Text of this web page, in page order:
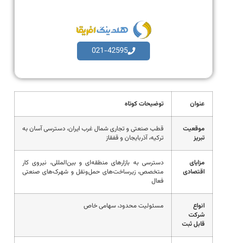
021-42595
عنوان توضیحات کوتاه
موقعیت
تبریز
قطب صنعتی و تجاری شمال غرب ایران، دسترسی آسان به
ترکیه، آذربایجان و قفقاز
مزایای
اقتصادی
دسترسی به بازارهای منطقه‌ای و بین‌المللی، نیروی کار
متخصص، زیرساخت‌های حمل‌ونقل و شهرک‌های صنعتی
فعال
انواع
شرکت
قابل ثبت
مسئولیت محدود، سهامی خاص